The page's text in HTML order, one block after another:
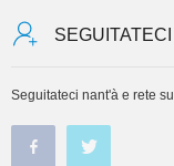
SEGUITATECI
Seguitateci nant'à e rete